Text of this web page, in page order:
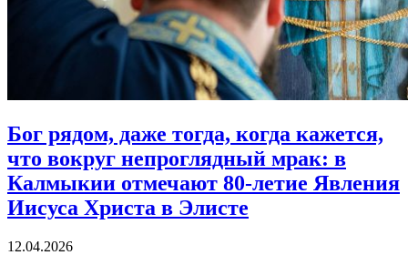
Бог рядом, даже тогда, когда кажется,
что вокруг непроглядный мрак: в
Калмыкии отмечают 80‑летие Явления
Иисуса Христа в Элисте
12.04.2026